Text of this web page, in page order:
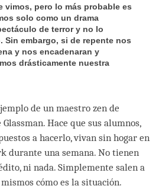
vimos, pero lo más probable es
solo como un drama
de terror y no lo
Sin embargo, si de repente nos
y nos encadenaran y
drásticamente nuestra
de un maestro zen de
Hace que sus alumnos,
a hacerlo, vivan sin hogar en
durante una semana. No tienen
ni nada. Simplemente salen a
cómo es la situación.